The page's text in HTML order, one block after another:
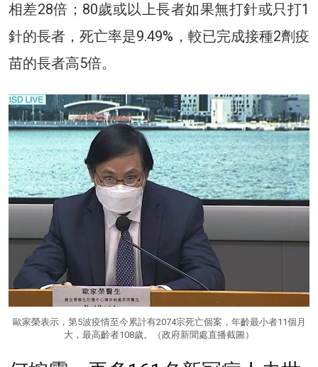
相差28倍；80歲或以上長者如果無打針或只打1
針的長者，死亡率是9.49%，較已完成接種2劑疫
苗的長者高5倍。
歐家榮表示，第5波疫情至今累計有2074宗死亡個案，年齡最小者11個月
大，最高齡者108歲。（政府新聞處直播截圖）